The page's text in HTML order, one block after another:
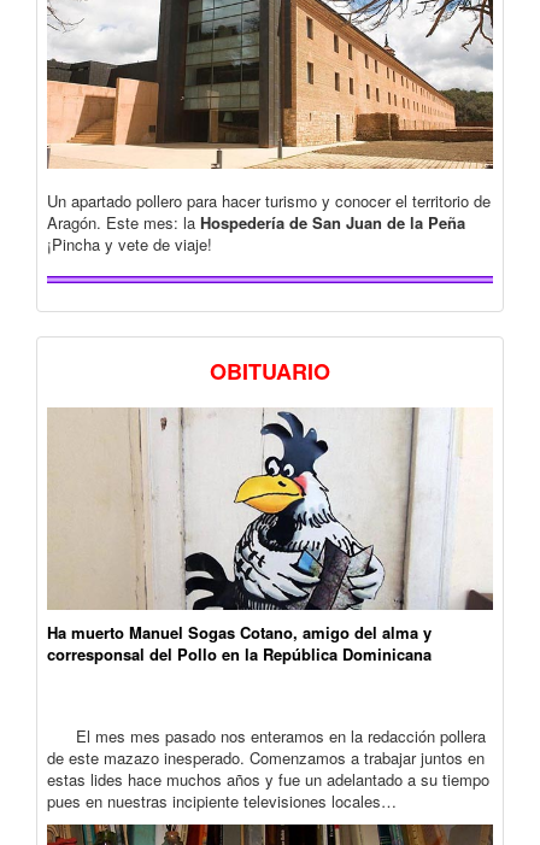
Un apartado pollero para hacer turismo y conocer el territorio de
Aragón. Este mes: la Hospedería de San Juan de la Peña
¡Pincha y vete de viaje!
OBITUARIO
Ha muerto Manuel Sogas Cotano, amigo del alma y
corresponsal del Pollo en la República Dominicana
El mes mes pasado nos enteramos en la redacción pollera
de este mazazo inesperado. Comenzamos a trabajar juntos en
estas lides hace muchos años y fue un adelantado a su tiempo
pues en nuestras incipiente televisiones locales…